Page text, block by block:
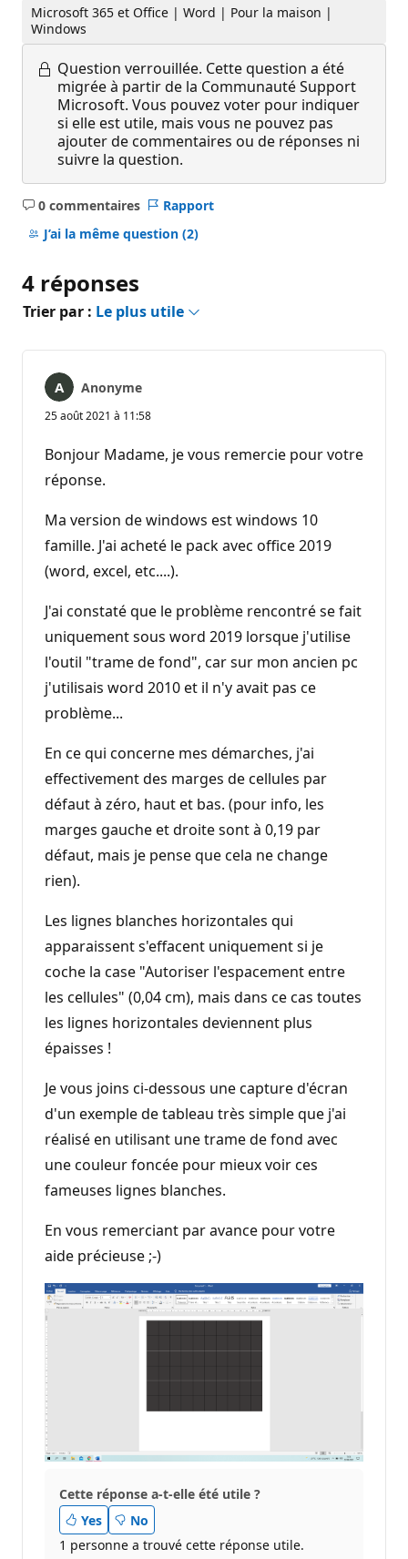
Microsoft 365 et Office | Word | Pour la maison |
Windows
Question verrouillée. Cette question a été
migrée à partir de la Communauté Support
Microsoft. Vous pouvez voter pour indiquer
si elle est utile, mais vous ne pouvez pas
ajouter de commentaires ou de réponses ni
suivre la question.
0 commentaires
Aucun
commentaire
Rapport
J’ai la même question (2)
4 réponses
Trier par : Le plus utile
Anonyme
25 août 2021 à 11:58
Bonjour Madame, je vous remercie pour votre
réponse.
Ma version de windows est windows 10
famille. J'ai acheté le pack avec office 2019
(word, excel, etc....).
J'ai constaté que le problème rencontré se fait
uniquement sous word 2019 lorsque j'utilise
l'outil "trame de fond", car sur mon ancien pc
j'utilisais word 2010 et il n'y avait pas ce
problème...
En ce qui concerne mes démarches, j'ai
effectivement des marges de cellules par
défaut à zéro, haut et bas. (pour info, les
marges gauche et droite sont à 0,19 par
défaut, mais je pense que cela ne change
rien).
Les lignes blanches horizontales qui
apparaissent s'effacent uniquement si je
coche la case "Autoriser l'espacement entre
les cellules" (0,04 cm), mais dans ce cas toutes
les lignes horizontales deviennent plus
épaisses !
Je vous joins ci-dessous une capture d'écran
d'un exemple de tableau très simple que j'ai
réalisé en utilisant une trame de fond avec
une couleur foncée pour mieux voir ces
fameuses lignes blanches.
En vous remerciant par avance pour votre
aide précieuse ;-)
Cette réponse a-t-elle été utile ?
Yes
No
1 personne a trouvé cette réponse utile.